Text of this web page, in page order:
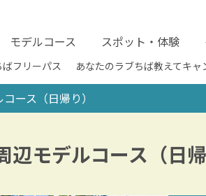
モデルコース スポット・体験
フリーパス あなたのラブちば教えてキャ
ース（日帰り）
辺モデルコース（日